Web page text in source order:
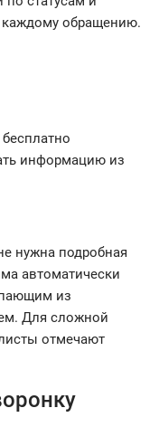
обращению.
информацию из
нужна подробная
автоматически
из
Для сложной
отмечают